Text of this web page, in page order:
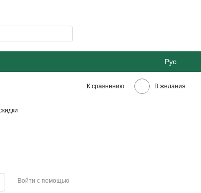
Рус
К сравнению В желания
Войти с помощью